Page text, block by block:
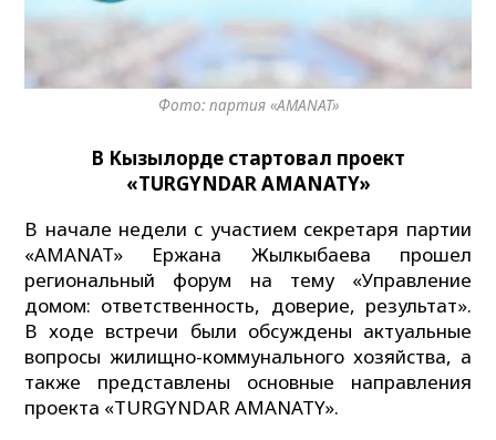
Фото: партия «AMANAT»
В Кызылорде стартовал проект
«TURGYNDAR AMANATY»
В начале недели с участием секретаря партии
«AMANAT» Ержана Жылкыбаева прошел
региональный форум на тему «Управление
домом: ответственность, доверие, результат».
В ходе встречи были обсуждены актуальные
вопросы жилищно-коммунального хозяйства, а
также представлены основные направления
проекта «TURGYNDAR AMANATY».